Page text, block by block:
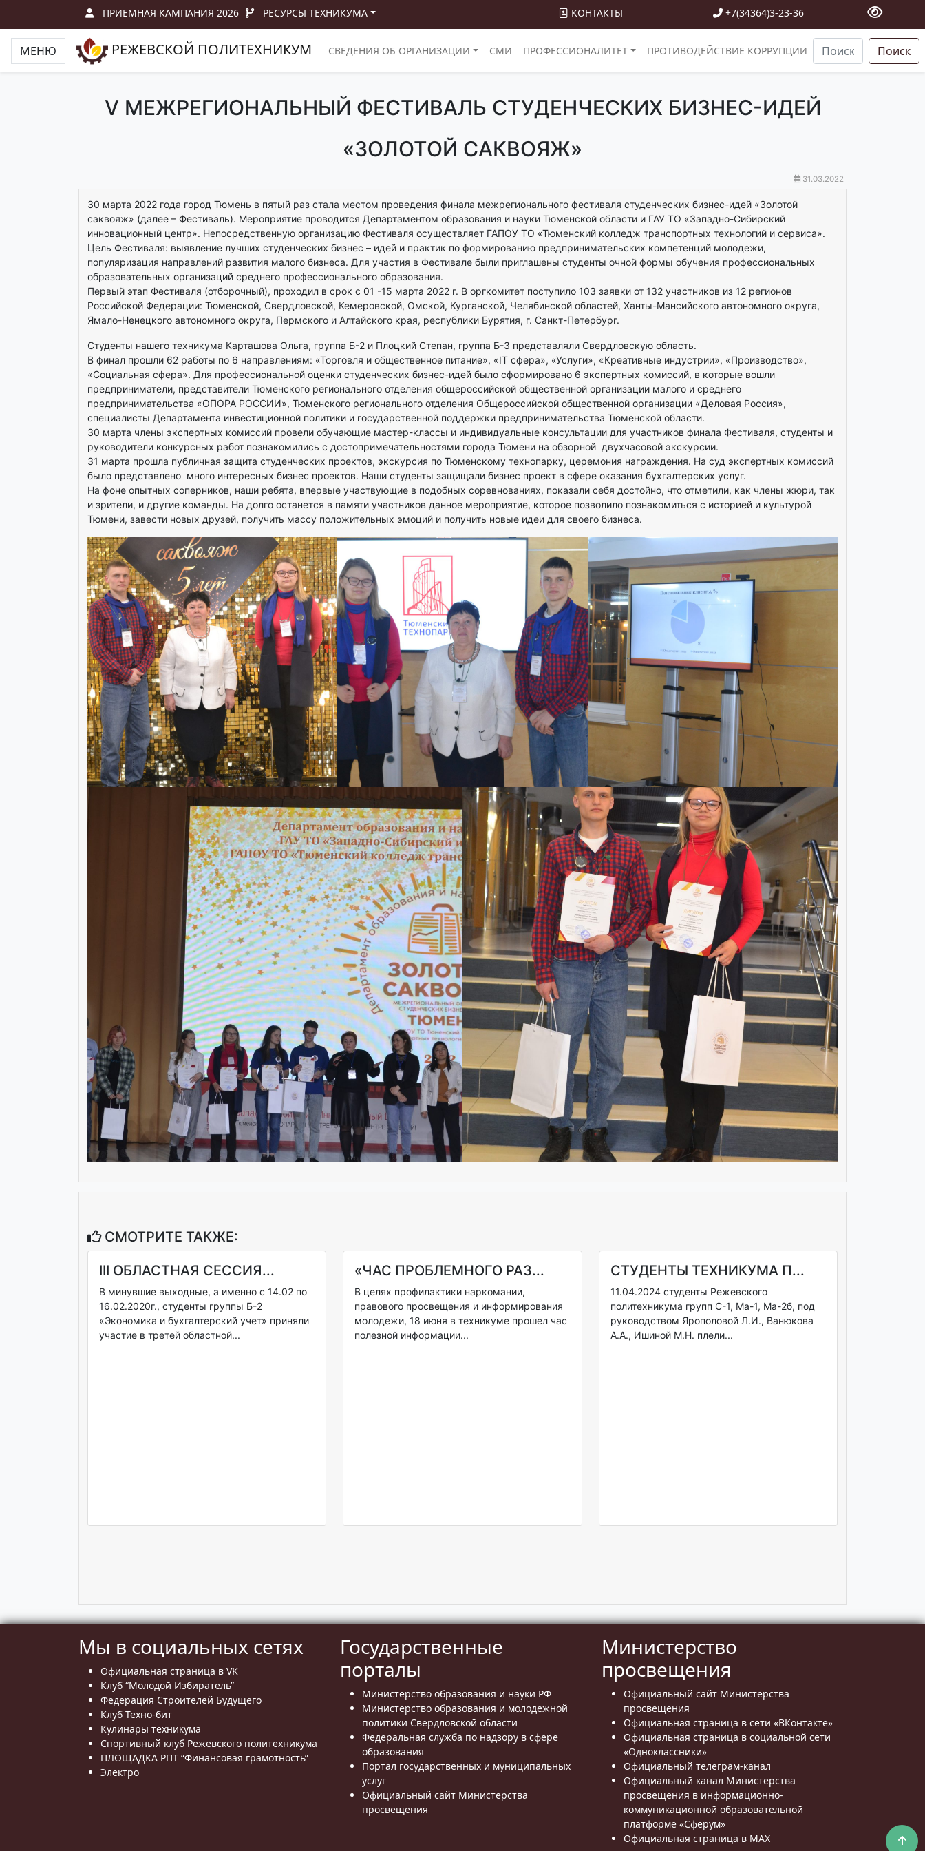
ПРИЕМНАЯ КАМПАНИЯ 2026 РЕСУРСЫ ТЕХНИКУМА КОНТАКТЫ +7(34364)3-23-36
МЕНЮ РЕЖЕВСКОЙ ПОЛИТЕХНИКУМ СВЕДЕНИЯ ОБ ОРГАНИЗАЦИИ СМИ ПРОФЕССИОНАЛИТЕТ ПРОТИВОДЕЙСТВИЕ КОРРУПЦИИ Поиск
V МЕЖРЕГИОНАЛЬНЫЙ ФЕСТИВАЛЬ СТУДЕНЧЕСКИХ БИЗНЕС-ИДЕЙ
«ЗОЛОТОЙ САКВОЯЖ»
31.03.2022
30 марта 2022 года город Тюмень в пятый раз стала местом проведения финала межрегионального фестиваля студенческих бизнес-идей «Золотой
саквояж» (далее – Фестиваль). Мероприятие проводится Департаментом образования и науки Тюменской области и ГАУ ТО «Западно-Сибирский
инновационный центр». Непосредственную организацию Фестиваля осуществляет ГАПОУ ТО «Тюменский колледж транспортных технологий и сервиса».
Цель Фестиваля: выявление лучших студенческих бизнес – идей и практик по формированию предпринимательских компетенций молодежи,
популяризация направлений развития малого бизнеса. Для участия в Фестивале были приглашены студенты очной формы обучения профессиональных
образовательных организаций среднего профессионального образования.
Первый этап Фестиваля (отборочный), проходил в срок с 01 -15 марта 2022 г. В оргкомитет поступило 103 заявки от 132 участников из 12 регионов
Российской Федерации: Тюменской, Свердловской, Кемеровской, Омской, Курганской, Челябинской областей, Ханты-Мансийского автономного округа,
Ямало-Ненецкого автономного округа, Пермского и Алтайского края, республики Бурятия, г. Санкт-Петербург.
Студенты нашего техникума Карташова Ольга, группа Б-2 и Плоцкий Степан, группа Б-3 представляли Свердловскую область.
В финал прошли 62 работы по 6 направлениям: «Торговля и общественное питание», «IT сфера», «Услуги», «Креативные индустрии», «Производство»,
«Социальная сфера». Для профессиональной оценки студенческих бизнес-идей было сформировано 6 экспертных комиссий, в которые вошли
предприниматели, представители Тюменского регионального отделения общероссийской общественной организации малого и среднего
предпринимательства «ОПОРА РОССИИ», Тюменского регионального отделения Общероссийской общественной организации «Деловая Россия»,
специалисты Департамента инвестиционной политики и государственной поддержки предпринимательства Тюменской области.
30 марта члены экспертных комиссий провели обучающие мастер-классы и индивидуальные консультации для участников финала Фестиваля, студенты и
руководители конкурсных работ познакомились с достопримечательностями города Тюмени на обзорной двухчасовой экскурсии.
31 марта прошла публичная защита студенческих проектов, экскурсия по Тюменскому технопарку, церемония награждения. На суд экспертных комиссий
было представлено много интересных бизнес проектов. Наши студенты защищали бизнес проект в сфере оказания бухгалтерских услуг.
На фоне опытных соперников, наши ребята, впервые участвующие в подобных соревнованиях, показали себя достойно, что отметили, как члены жюри, так
и зрители, и другие команды. На долго останется в памяти участников данное мероприятие, которое позволило познакомиться с историей и культурой
Тюмени, завести новых друзей, получить массу положительных эмоций и получить новые идеи для своего бизнеса.
СМОТРИТЕ ТАКЖЕ:
III ОБЛАСТНАЯ СЕССИЯ...
В минувшие выходные, а именно с 14.02 по
16.02.2020г., студенты группы Б-2
«Экономика и бухгалтерский учет» приняли
участие в третей областной...
«ЧАС ПРОБЛЕМНОГО РАЗ...
В целях профилактики наркомании,
правового просвещения и информирования
молодежи, 18 июня в техникуме прошел час
полезной информации...
СТУДЕНТЫ ТЕХНИКУМА П...
11.04.2024 студенты Режевского
политехникума групп С-1, Ма-1, Ма-2б, под
руководством Ярополовой Л.И., Ванюкова
А.А., Ишиной М.Н. плели...
Мы в социальных сетях
Официальная страница в VK
Клуб “Молодой Избиратель”
Федерация Строителей Будущего
Клуб Техно-бит
Кулинары техникума
Спортивный клуб Режевского политехникума
ПЛОЩАДКА РПТ “Финансовая грамотность”
Электро
Государственные
порталы
Министерство образования и науки РФ
Министерство образования и молодежной
политики Свердловской области
Федеральная служба по надзору в сфере
образования
Портал государственных и муниципальных
услуг
Официальный сайт Министерства
просвещения
Министерство
просвещения
Официальный сайт Министерства
просвещения
Официальная страница в сети «ВКонтакте»
Официальная страница в социальной сети
«Одноклассники»
Официальный телеграм-канал
Официальный канал Министерства
просвещения в информационно-
коммуникационной образовательной
платформе «Сферум»
Официальная страница в MAX